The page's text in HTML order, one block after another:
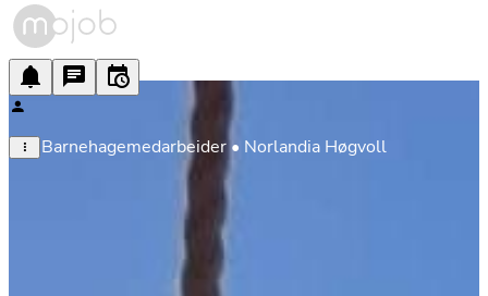
Barnehagemedarbeider • Norlandia Høgvoll